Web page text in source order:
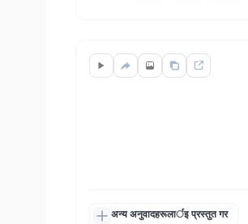
अन्य अनुवादहरूलार्इ प्रस्तुत गर